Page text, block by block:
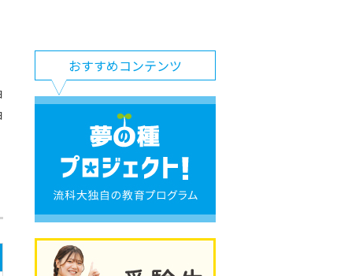
イ
ビ
ゲ
ー
サ
ト
ビ
お
す
コ
おすすめコンテンツ
夢
ト！
科
大
自
受